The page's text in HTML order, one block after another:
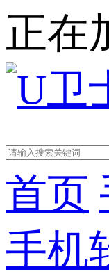
正在
首页
手机